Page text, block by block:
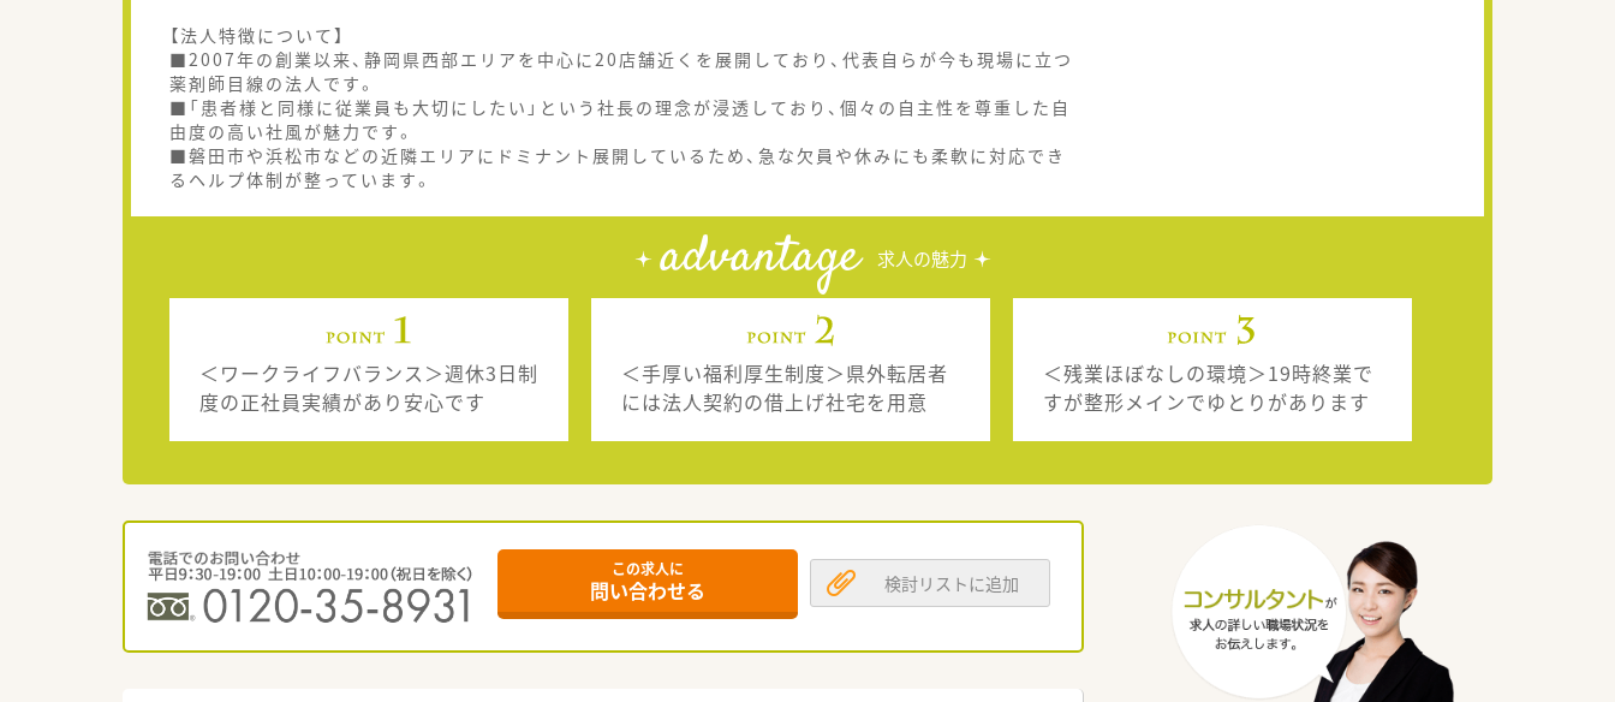
【法人特徴について】
■2007年の創業以来、静岡県西部エリアを中心に20店舗近くを展開しており、代表自らが今も現場に立つ
薬剤師目線の法人です。
■「患者様と同様に従業員も大切にしたい」という社長の理念が浸透しており、個々の自主性を尊重した自
由度の高い社風が魅力です。
■磐田市や浜松市などの近隣エリアにドミナント展開しているため、急な欠員や休みにも柔軟に対応でき
るヘルプ体制が整っています。
advantage 求人の魅力
＜ワークライフバランス＞週休3日制
度の正社員実績があり安心です
＜手厚い福利厚生制度＞県外転居者
には法人契約の借上げ社宅を用意
＜残業ほぼなしの環境＞19時終業で
すが整形メインでゆとりがあります
この求人に
問い合わせる 検討リストに追加